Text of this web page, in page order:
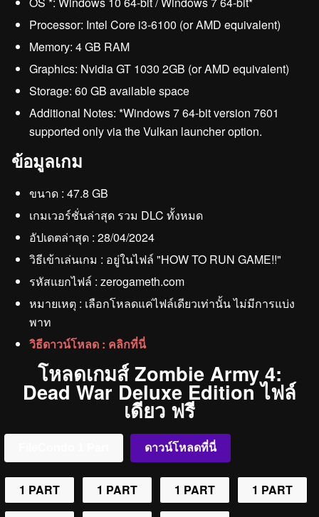
Processor: Intel Core i3-6100 (or AMD equivalent)
Memory: 4 GB RAM
Graphics: Nvidia GT 1030 2GB (or AMD equivalent)
Storage: 60 GB available space
Additional Notes: *Windows 7 64-bit version 7601
supported only via the Vulkan launcher option.
ข้อมูลเกม
ขนาด : 47.8 GB
เกมเวอร์ชั่นล่าสุด รวม DLC ทั้งหมด
อัปเดตล่าสุด : 28/04/2024
วิธีเข้าเล่นเกม : อยู่ในไฟล์ "HOW TO RUN GAME!!"
รหัสแยกไฟล์ : zerogameth.com
หมายเหตุ : เลือกโหลดแค่ไฟล์เดียวเท่านั้น ไม่มีการแบ่ง
พาท
วิธีดาวน์โหลด : คลิกที่นี่
โหลดเกมส์ Zombie Army 4:
Dead War Deluxe Edition ไฟล์
เดียว ฟรี
ดาวน์โหลดที่นี่
1 PART 1 PART 1 PART 1 PART